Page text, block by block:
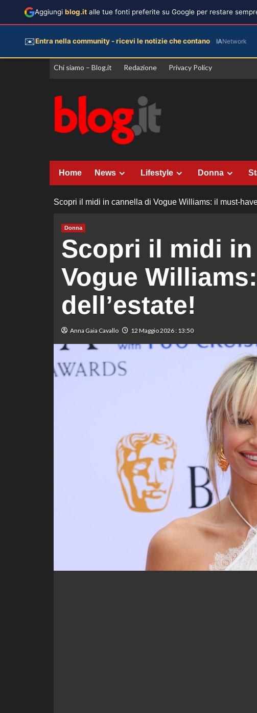
Vai
Chi siamo – Blog.it Redazione Privacy Policy
Home News Lifestyle Donna
Scopri il midi in cannella di Vogue Williams: il must-
Donna
Scopri il midi
Vogue
dell’estate!
Anna Gaia Cavallo 12 Maggio 2026 : 13:50
Aggiungi blog.it alle tue fonti preferite su Google per restare
✉️Entra nella community - ricevi le notizie che contano IANetwork